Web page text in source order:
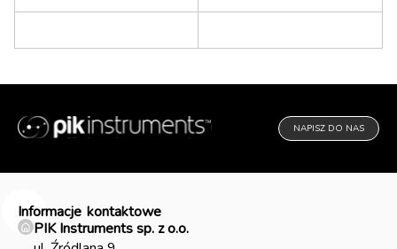
NAPISZ DO NAS
Informacje kontaktowe
PIK Instruments sp. z o.o.